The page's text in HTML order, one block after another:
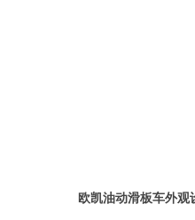
欧凯油动滑板车外观